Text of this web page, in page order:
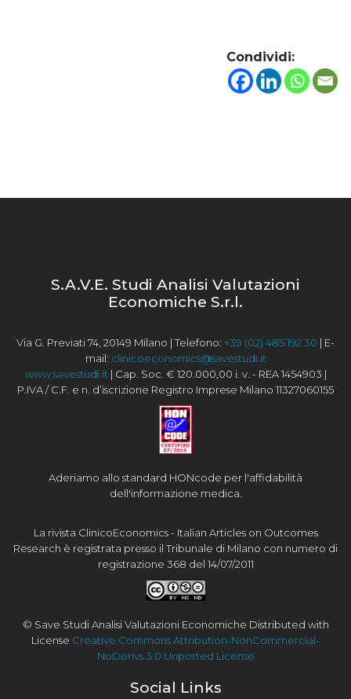
Condividi:
S.A.V.E. Studi Analisi Valutazioni
Economiche S.r.l.
Via G. Previati 74, 20149 Milano | Telefono: +39 (02) 485 192 30 | E-
mail: clinicoeconomics@savestudi.it
www.savestudi.it | Cap. Soc. € 120.000,00 i. v. - REA 1454903 |
P.IVA / C.F. e n. d’iscrizione Registro Imprese Milano 11327060155
Aderiamo allo standard HONcode per l'affidabilità
dell'informazione medica.
La rivista ClinicoEconomics - Italian Articles on Outcomes
Research è registrata presso il Tribunale di Milano con numero di
registrazione 368 del 14/07/2011
© Save Studi Analisi Valutazioni Economiche Distributed with
License Creative Commons Attribution-NonCommercial-
NoDerivs 3.0 Unported License
Social Links